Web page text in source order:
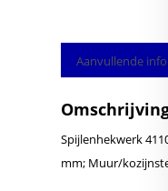
Aanvullende
Spijlenhekwerk
mm; Muur/